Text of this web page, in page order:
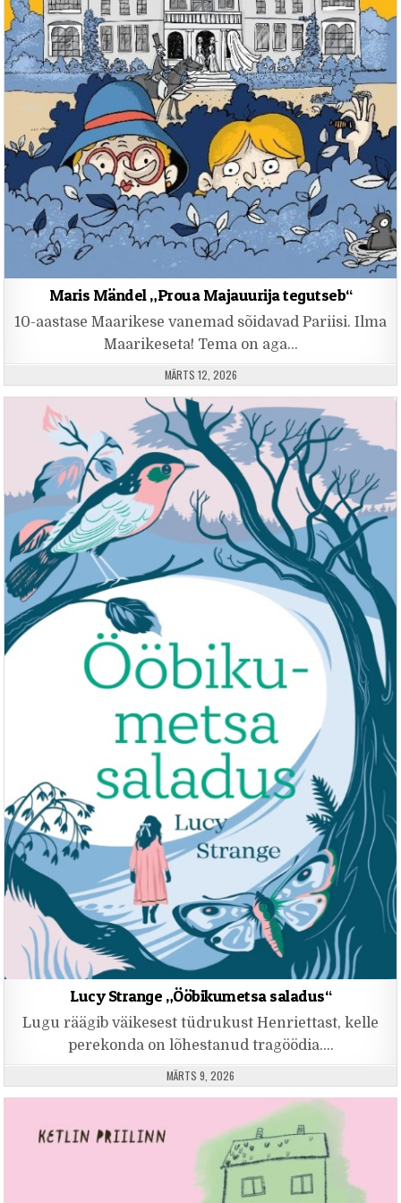
Maris Mändel „Proua Majauurija tegutseb“
10-aastase Maarikese vanemad sõidavad Pariisi. Ilma
Maarikeseta! Tema on aga…
PUBLISHED DATE:
MÄRTS 12, 2026
Lucy Strange „Ööbikumetsa saladus“
Lugu räägib väikesest tüdrukust Henriettast, kelle
perekonda on lõhestanud tragöödia….
PUBLISHED DATE:
MÄRTS 9, 2026